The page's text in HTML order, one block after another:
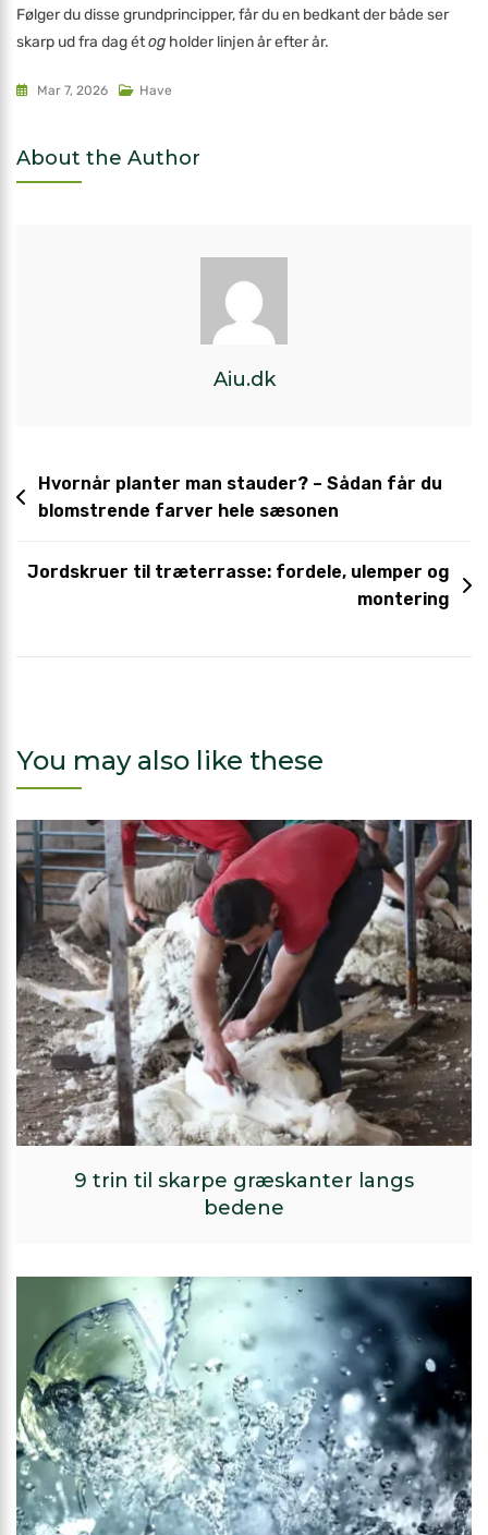
Følger du disse grundprincipper, får du en bedkant der både ser
skarp ud fra dag étog holder linjen år efter år.
Mar 7, 2026 Have
About the Author
Aiu.dk
Hvornår planter man stauder? – Sådan får du
blomstrende farver hele sæsonen
Jordskruer til træterrasse: fordele, ulemper og
montering
You may also like these
9 trin til skarpe græskanter langs
bedene